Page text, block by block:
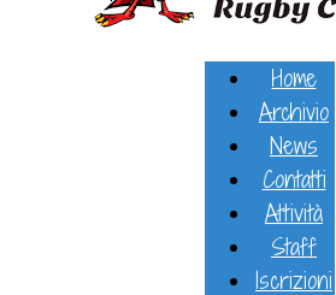
Home
Archivio
News
Contatti
Attività
Staff
Iscrizioni